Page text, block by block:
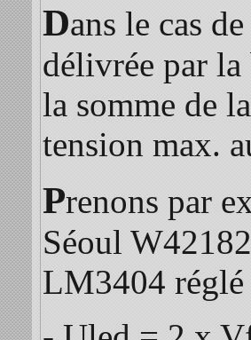
Dans le cas
délivrée par la
la somme de
tension max.
Prenons par
Séoul
LM3404